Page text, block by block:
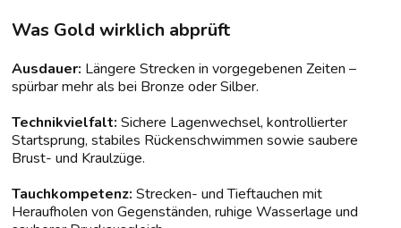
Was Gold wirklich abprüft
Ausdauer: Längere Strecken in vorgegebenen Zeiten –
spürbar mehr als bei Bronze oder Silber.
Technikvielfalt: Sichere Lagenwechsel, kontrollierter
Startsprung, stabiles Rückenschwimmen sowie saubere
Brust- und Kraulzüge.
Tauchkompetenz: Strecken- und Tieftauchen mit
Heraufholen von Gegenständen, ruhige Wasserlage und